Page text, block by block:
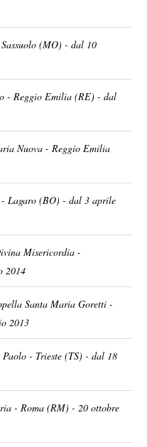
(MO) - dal 10
- Reggio Emilia (RE) - dal
Nuova - Reggio Emilia
Lagaro (BO) - dal 3 aprile
Misericordia -
2014
Santa Maria Goretti -
2013
- Trieste (TS) - dal 18
- Roma (RM) - 20 ottobre